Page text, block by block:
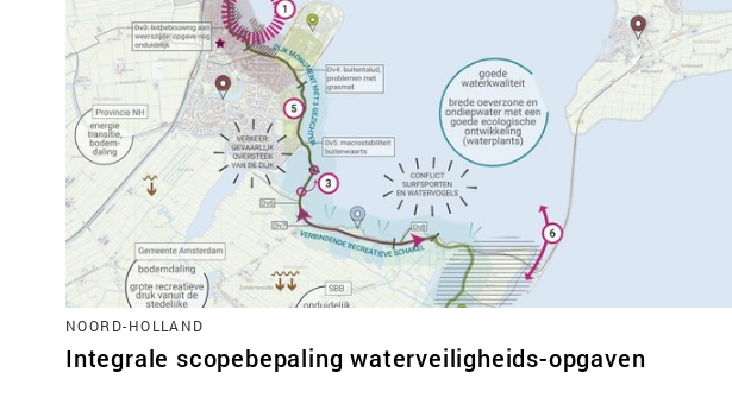
NOORD-HOLLAND
Integrale scopebepaling waterveiligheids-opgaven